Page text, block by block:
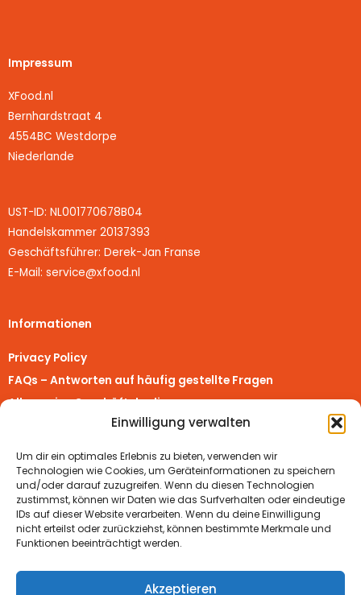
Einwilligung verwalten
Um dir ein optimales Erlebnis zu bieten, verwenden wir
Technologien wie Cookies, um Geräteinformationen zu speichern
und/oder darauf zuzugreifen. Wenn du diesen Technologien
zustimmst, können wir Daten wie das Surfverhalten oder eindeutige
IDs auf dieser Website verarbeiten. Wenn du deine Einwilligung
nicht erteilst oder zurückziehst, können bestimmte Merkmale und
Funktionen beeinträchtigt werden.
Akzeptieren
Impressum
XFood.nl
Bernhardstraat 4
4554BC Westdorpe
Niederlande
UST-ID: NL001770678B04
Handelskammer 20137393
Geschäftsführer: Derek-Jan Franse
E-Mail: service@xfood.nl
Informationen
Privacy Policy
FAQs – Antworten auf häufig gestellte Fragen
Allgemeine Geschäftsbedingungen
Richtlinie für Rückerstattungen und Rückgaben
Vertrag widerrufen
Real Turmat Shops
Real Turmat Worldwide
Real Turmat Deutschland